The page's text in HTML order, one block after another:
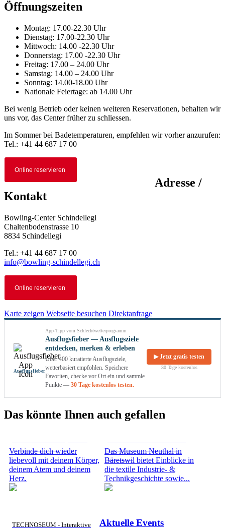
Öffnungszeiten
Montag: 17.00-22.30 Uhr
Dienstag: 17.00-22.30 Uhr
Mittwoch: 14.00 -22.30 Uhr
Donnerstag: 17.00 -22.30 Uhr
Freitag: 17.00 – 24.00 Uhr
Samstag: 14.00 – 24.00 Uhr
Sonntag: 14.00-18.00 Uhr
Nationale Feiertage: ab 14.00 Uhr
Bei wenig Betrieb oder keinen weiteren Reservationen, behalten wir
uns vor, das Center früher zu schliessen.
Im Sommer bei Badetemperaturen, empfehlen wir vorher anzurufen:
Tel.: +41 44 687 17 00
Online reservieren
Adresse /
Kontakt
Bowling-Center Schindellegi
Chaltenbodenstrasse 10
8834 Schindellegi
Tel.: +41 44 687 17 00
info@bowling-schindellegi.ch
Online reservieren
Karte zeigen Webseite besuchen Direktanfrage
Ausflug­sfieber
App-Tipp vom Schlechtwetterprogramm
Ausflugsfieber — Ausflugsziele
entdecken, merken & erleben
Über 400 kuratierte Ausflugsziele,
wetterbasiert empfohlen. Speichere
Favoriten, checke vor Ort ein und sammle
Punkte —30 Tage kostenlos testen.
▶ Jetzt gratis testen
30 Tage kostenlos
Das könnte Ihnen auch gefallen
mit Liebevoll-Yoga
Verbinde dich wieder
liebevoll mit deinem Körper,
deinem Atem und deinem
Herz.
Industriekulturmuseum in
Bäretswil
Das Museum Neuthal in
Bäretswil bietet Einblicke in
die textile Industrie- &
Technikgeschichte sowie...
TECHNOSEUM - Interaktive
Aktuelle Events